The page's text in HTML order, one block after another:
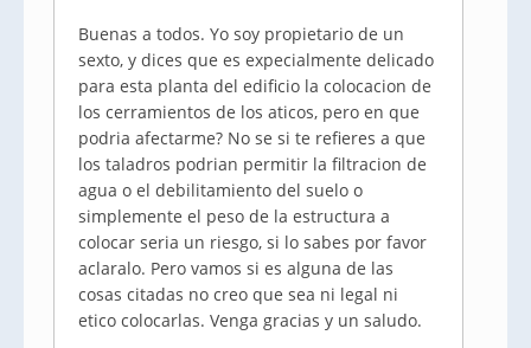
Buenas a todos. Yo soy propietario de un
sexto, y dices que es expecialmente delicado
para esta planta del edificio la colocacion de
los cerramientos de los aticos, pero en que
podria afectarme? No se si te refieres a que
los taladros podrian permitir la filtracion de
agua o el debilitamiento del suelo o
simplemente el peso de la estructura a
colocar seria un riesgo, si lo sabes por favor
aclaralo. Pero vamos si es alguna de las
cosas citadas no creo que sea ni legal ni
etico colocarlas. Venga gracias y un saludo.